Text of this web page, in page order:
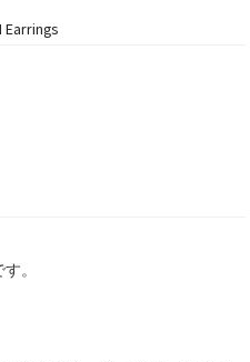
Earrings
。